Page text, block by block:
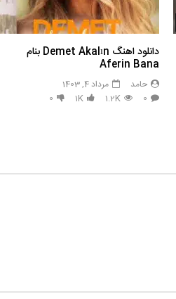
مشاهده بعدا
دانلود اهنگ Demet Akalın بنام
Aferin Bana
حامد
مرداد 4, 1403
0
1.2K
1K
0